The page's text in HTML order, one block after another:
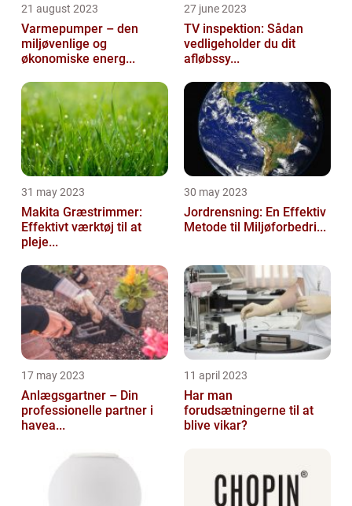
21 august 2023
Varmepumper – den
miljøvenlige og
økonomiske energ...
27 june 2023
TV inspektion: Sådan
vedligeholder du dit
afløbssy...
31 may 2023
Makita Græstrimmer:
Effektivt værktøj til at
pleje...
30 may 2023
Jordrensning: En Effektiv
Metode til Miljøforbedri...
17 may 2023
Anlægsgartner – Din
professionelle partner i
havea...
11 april 2023
Har man
forudsætningerne til at
blive vikar?